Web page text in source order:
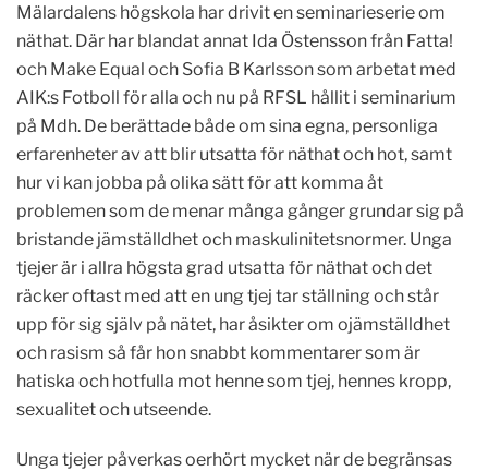
Mälardalens högskola har drivit en seminarieserie om
näthat. Där har blandat annat Ida Östensson från Fatta!
och Make Equal och Sofia B Karlsson som arbetat med
AIK:s Fotboll för alla och nu på RFSL hållit i seminarium
på Mdh. De berättade både om sina egna, personliga
erfarenheter av att blir utsatta för näthat och hot, samt
hur vi kan jobba på olika sätt för att komma åt
problemen som de menar många gånger grundar sig på
bristande jämställdhet och maskulinitetsnormer. Unga
tjejer är i allra högsta grad utsatta för näthat och det
räcker oftast med att en ung tjej tar ställning och står
upp för sig själv på nätet, har åsikter om ojämställdhet
och rasism så får hon snabbt kommentarer som är
hatiska och hotfulla mot henne som tjej, hennes kropp,
sexualitet och utseende.
Unga tjejer påverkas oerhört mycket när de begränsas